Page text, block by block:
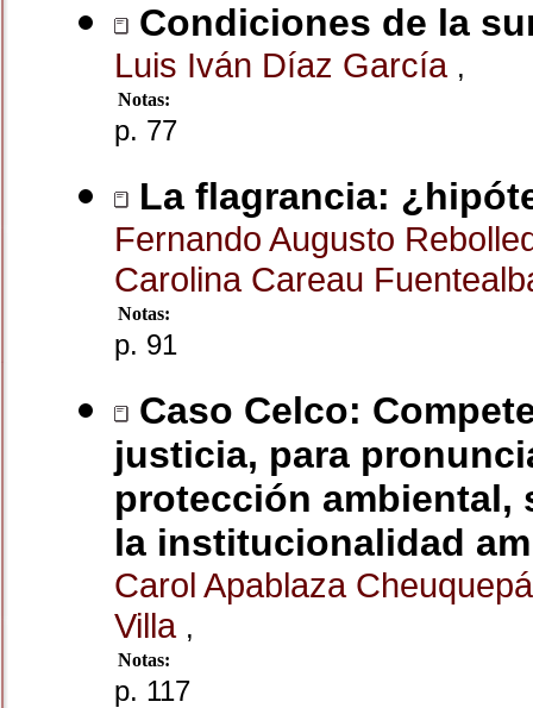
Condiciones de la
Luis Iván Díaz García ,
Notas:
p. 77
La flagrancia:
Fernando Augusto
Carolina Careau
Notas:
p. 91
Caso Celco:
justicia, para
protección ambiental,
la institucionalidad
Carol Apablaza
Villa ,
Notas:
p. 117